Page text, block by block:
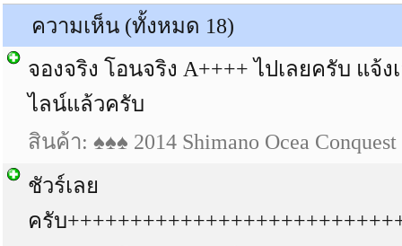
ความเห็น (ทั้งหมด 18)
จองจริง โอนจริง A++++ ไปเลยครับ แจ้
ไลน์แล้วครับ
สินค้า: ♠♠♠ 2014 Shimano Ocea
ชัวร์เลย
ครับ